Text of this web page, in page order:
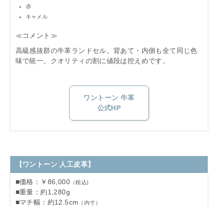
赤
キャメル
≪コメント≫
高級感抜群の牛革ランドセル。背あて・内側も全て同じ色
味で統一。クオリティの割に値段は控えめです。
ワントーン 牛革
公式HP
【ワントーン 人工皮革】
■価格：￥86,000（税込)
■重量：約1,280g
■マチ幅：約12.5cm
（内寸）